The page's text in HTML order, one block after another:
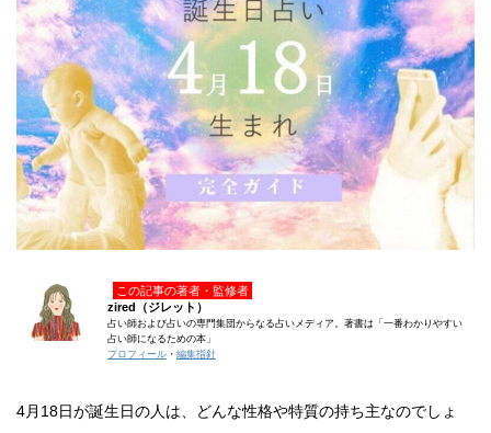
この記事の著者・監修者
zired（ジレット）
占い師および占いの専門集団からなる占いメディア。著書は「一番わかりやすい
占い師になるための本」
プロフィール ・ 編集指針
4月18日が誕生日の人は、どんな性格や特質の持ち主なのでしょ